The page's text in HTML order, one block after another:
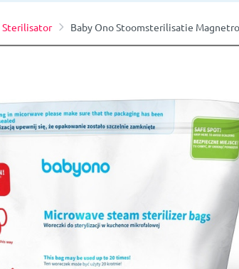
Sterilisator Baby Ono Stoomsterilisatie